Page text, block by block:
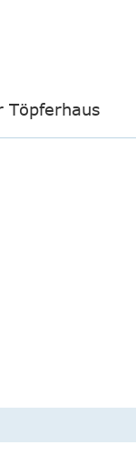
Töpferhaus